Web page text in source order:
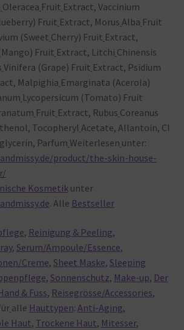
Oleracea Fruit Extract, Vaccinium
Fruit Extract, Morus Alba Fruit
(Sweet Cherry) Fruit Extract,
Fruit Extract, Litchi Chinensis
Vinifera (Grape) Fruit Extract, Psidium
Malpighia Emarginata (Acerola)
Lycopersicum (Tomato) Fruit
Fruit Extract, Rubus Coreanus
Tocopheryl Acetate, Allantoin, CI
Parfum Weiterlesen unter:
product/the-skin-house-
Kosmetikunter
. Alle Bestseller
, Reinigung & Peeling,
, Serum/Ampoule/Essence,
Creme, Sheet Maske, Sleeping
, Sonnenschutz, Make-up, Der
& Fuss, Reisegrösse/Accessories,
alle Hauttypen: Anti-Aging,
Haut, Trockene Haut, Mitesser,